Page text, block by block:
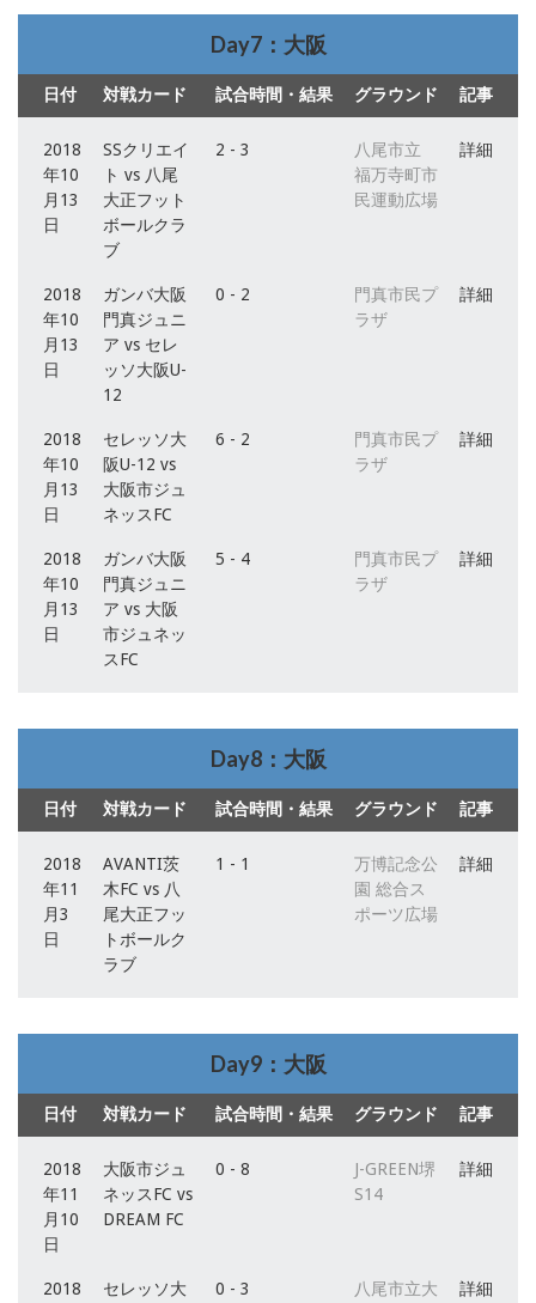
Day7：大阪
日付 対戦カード 試合時間・結果 グラウンド 記事
2018
年10
月13
日
SSクリエイ
ト vs 八尾
大正フット
ボールクラ
ブ
2 - 3
八尾市立
福万寺町市
民運動広場
詳細
2018
年10
月13
日
ガンバ大阪
門真ジュニ
ア vs セレ
ッソ大阪U-
12
0 - 2
門真市民プ
ラザ
詳細
2018
年10
月13
日
セレッソ大
阪U-12 vs
大阪市ジュ
ネッスFC
6 - 2
門真市民プ
ラザ
詳細
2018
年10
月13
日
ガンバ大阪
門真ジュニ
ア vs 大阪
市ジュネッ
スFC
5 - 4
門真市民プ
ラザ
詳細
Day8：大阪
日付 対戦カード 試合時間・結果 グラウンド 記事
2018
年11
月3
日
AVANTI茨
木FC vs 八
尾大正フッ
トボールク
ラブ
1 - 1
万博記念公
園 総合ス
ポーツ広場
詳細
Day9：大阪
日付 対戦カード 試合時間・結果 グラウンド 記事
2018
年11
月10
日
大阪市ジュ
ネッスFC vs
DREAM FC
0 - 8
J-GREEN堺
S14
詳細
2018
セレッソ大
0 - 3
八尾市立大
詳細